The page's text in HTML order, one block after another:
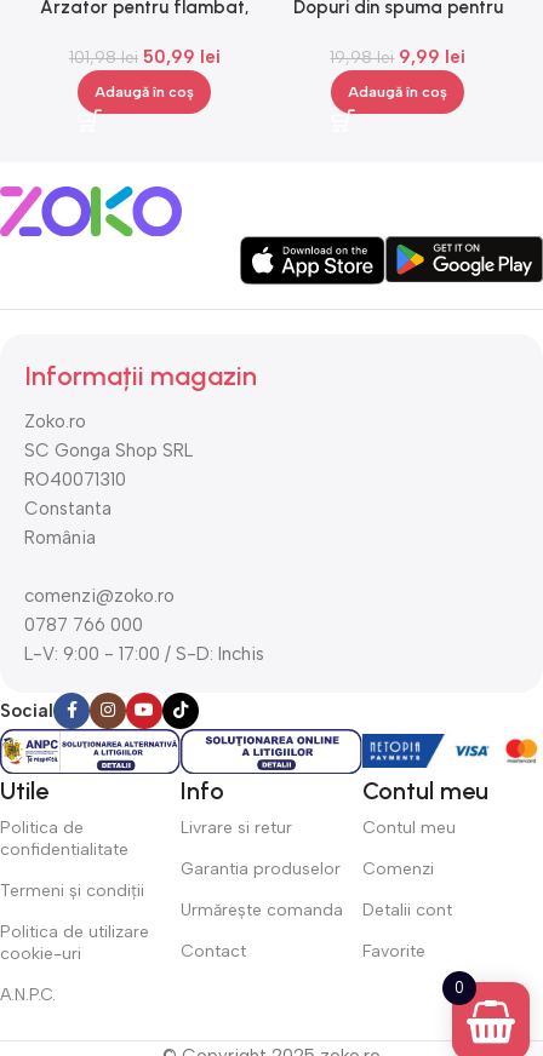
Arzator pentru flambat,
Gonga®
101,98lei 50,99 lei
Adaugă în coș
Dopuri din spuma pentru
19,98lei 9,99 lei
Adaugă în coș
Informații magazin
Zoko.ro
SC Gonga Shop SRL
RO40071310
Constanta
România
comenzi@zoko.ro
0787 766 000
L-V: 9:00 - 17:00 / S-D: Inchis
Social
Utile
Politica de
confidentialitate
Termeni și condiții
Politica de utilizare
cookie-uri
A.N.P.C.
Info
Livrare si retur
Garantia produselor
Urmărește comanda
Contact
Contul meu
Contul meu
Comenzi
Detalii cont
Favorite
0